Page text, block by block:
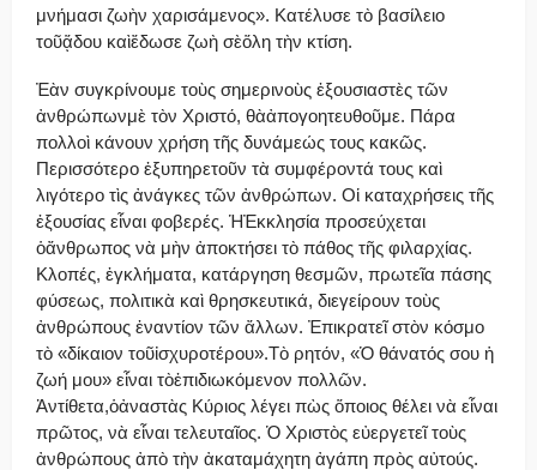
μνήμασι ζωὴν χαρισάμενος». Κατέλυσε τὸ βασίλειο
τοῦᾅδου καὶἔδωσε ζωὴ σὲὅλη τὴν κτίση.
Ἐὰν συγκρίνουμε τοὺς σημερινοὺς ἐξουσιαστὲς τῶν
ἀνθρώπωνμὲ τὸν Χριστό, θὰἀπογοητευθοῦμε. Πάρα
πολλοὶ κάνουν χρήση τῆς δυνάμεώς τους κακῶς.
Περισσότερο ἐξυπηρετοῦν τὰ συμφέροντά τους καὶ
λιγότερο τὶς ἀνάγκες τῶν ἀνθρώπων. Οἱ καταχρήσεις τῆς
ἐξουσίας εἶναι φοβερές. ἩἘκκλησία προσεύχεται
ὁἄνθρωπος νὰ μὴν ἀποκτήσει τὸ πάθος τῆς φιλαρχίας.
Κλοπές, ἐγκλήματα, κατάργηση θεσμῶν, πρωτεῖα πάσης
φύσεως, πολιτικὰ καὶ θρησκευτικά, διεγείρουν τοὺς
ἀνθρώπους ἐναντίον τῶν ἄλλων. Ἐπικρατεῖ στὸν κόσμο
τὸ «δίκαιον τοῦἰσχυροτέρου».Τὸ ρητόν, «Ὁ θάνατός σου ἡ
ζωή μου» εἶναι τὸἐπιδιωκόμενον πολλῶν.
Ἀντίθετα,ὁἀναστὰς Κύριος λέγει πὼς ὅποιος θέλει νὰ εἶναι
πρῶτος, νὰ εἶναι τελευταῖος. Ὁ Χριστὸς εὐεργετεῖ τοὺς
ἀνθρώπους ἀπὸ τὴν ἀκαταμάχητη ἀγάπη πρὸς αὐτούς.